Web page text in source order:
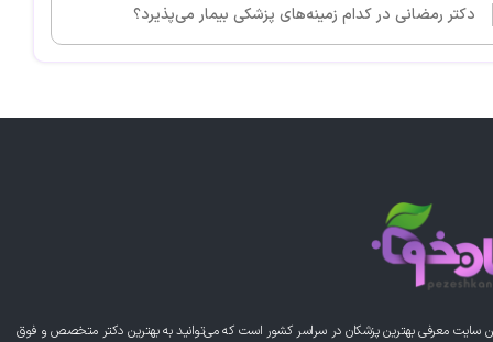
دکتر رمضانی در کدام زمینه‌های پزشکی بیمار می‌پذیرد؟
سایت معرفی بهترین پزشکان در سراسر کشور است که می‌توانید به بهترین دکتر متخصص و فوق